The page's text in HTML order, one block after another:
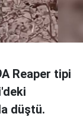
Reaper tipi
düştü.